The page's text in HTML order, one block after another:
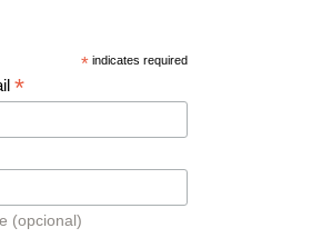
* indicates required
*
(opcional)